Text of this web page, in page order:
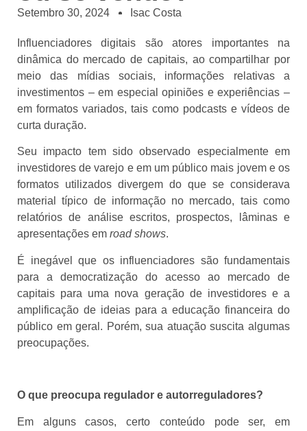
Setembro 30, 2024 Isac Costa
Influenciadores digitais são atores importantes na
dinâmica do mercado de capitais, ao compartilhar por
meio das mídias sociais, informações relativas a
investimentos – em especial opiniões e experiências –
em formatos variados, tais como podcasts e vídeos de
curta duração.
Seu impacto tem sido observado especialmente em
investidores de varejo e em um público mais jovem e os
formatos utilizados divergem do que se considerava
material típico de informação no mercado, tais como
relatórios de análise escritos, prospectos, lâminas e
apresentações em road shows.
É inegável que os influenciadores são fundamentais
para a democratização do acesso ao mercado de
capitais para uma nova geração de investidores e a
amplificação de ideias para a educação financeira do
público em geral. Porém, sua atuação suscita algumas
preocupações.
O que preocupa regulador e autorreguladores?
Em alguns casos, certo conteúdo pode ser, em